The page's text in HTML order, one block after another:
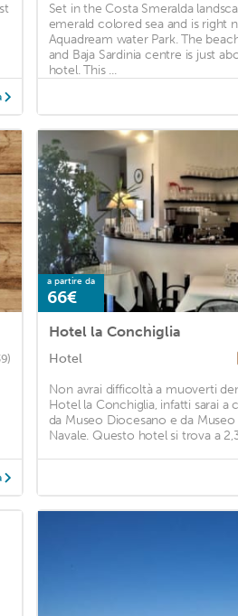
Set in the Costa Smeralda
emerald colored sea and is right
Aquadream water Park. The
and Baja Sardinia centre is just
hotel. This ...
a partire da
66€
Hotel la Conchiglia
Hotel
Non avrai difficoltà a muoverti
Hotel la Conchiglia, infatti sarai a
da Museo Diocesano e da
Navale. Questo hotel si trova a